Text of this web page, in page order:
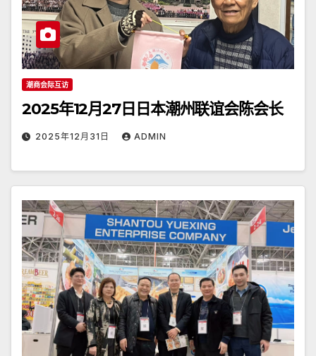
潮商会际互访
2025年12月27日日本潮州联谊会陈会长
2025年12月31日 ADMIN